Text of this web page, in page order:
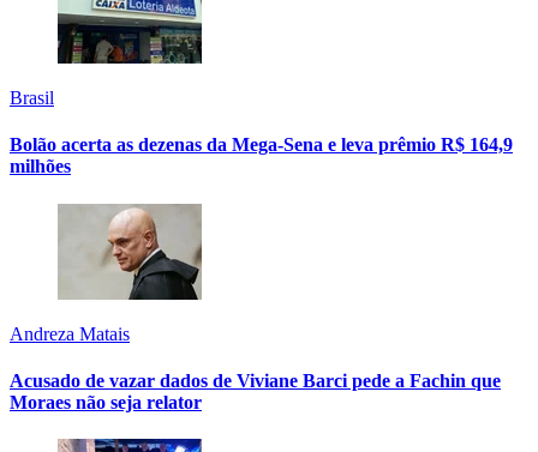
Brasil
Bolão acerta as dezenas da Mega-Sena e leva prêmio R$ 164,9
milhões
Andreza Matais
Acusado de vazar dados de Viviane Barci pede a Fachin que
Moraes não seja relator